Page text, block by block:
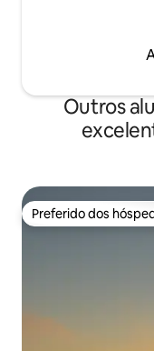
Outros
Preferido dos
Preferido dos